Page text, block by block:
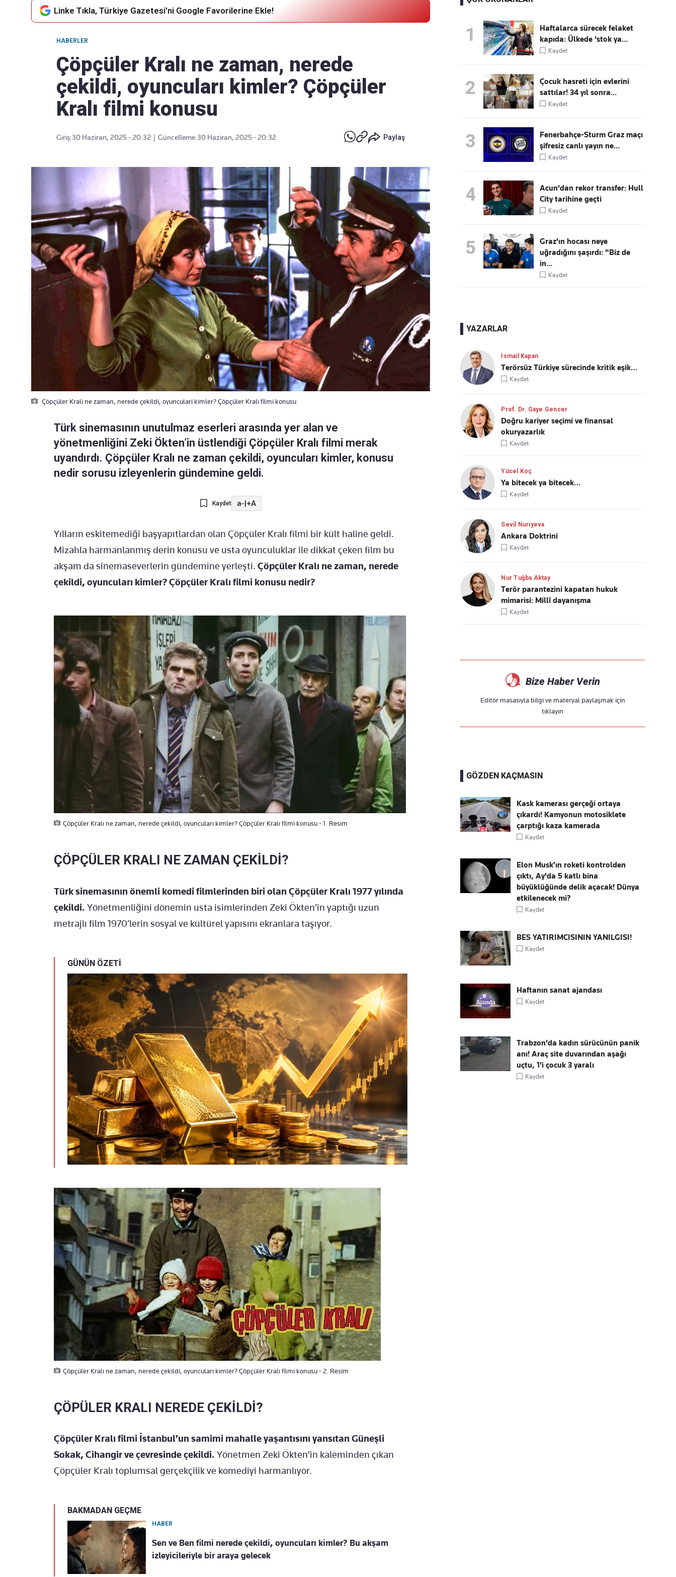
akışımıza ulaşın
göndermek içintıklayın
Kaçırmayın
Ücretsiz üye olun, gündemi
Linke Tıkla, Türkiye Gazetesi'ni Google Favorilerine Ekle!
HABERLER
Çöpçüler Kralı ne zaman, nerede
çekildi, oyuncuları kimler? Çöpçüler
Kralı filmi konusu
Giriş:30 Haziran, 2025 - 20:32 Güncelleme:30 Haziran, 2025 - 20:32 Paylaş
Çöpçüler Krali ne zaman, nerede çekildi, oyunculari kimler? Çöpçüler Krali filmi konusu
Türk sinemasının unutulmaz eserleri arasında yer alan ve
yönetmenliğini Zeki Ökten’in üstlendiği Çöpçüler Kralı filmi merak
uyandırdı. Çöpçüler Kralı ne zaman çekildi, oyuncuları kimler, konusu
nedir sorusu izleyenlerin gündemine geldi.
Kaydet a-|+A
Yılların eskitemediği başyapıtlardan olan Çöpçüler Kralı filmi bir kült haline geldi.
Mizahla harmanlanmış derin konusu ve usta oyunculuklar ile dikkat çeken film bu
akşam da sinemaseverlerin gündemine yerleşti. Çöpçüler Kralı ne zaman, nerede
çekildi, oyuncuları kimler? Çöpçüler Kralı filmi konusu nedir?
Çöpçüler Kralı ne zaman, nerede çekildi, oyuncuları kimler? Çöpçüler Kralı filmi konusu - 1. Resim
ÇÖPÇÜLER KRALI NE ZAMAN ÇEKİLDİ?
Türk sinemasının önemli komedi filmlerinden biri olan Çöpçüler Kralı 1977 yılında
çekildi. Yönetmenliğini dönemin usta isimlerinden Zeki Ökten’in yaptığı uzun
metrajlı film 1970’lerin sosyal ve kültürel yapısını ekranlara taşıyor.
GÜNÜN ÖZETİ
Çöpçüler Kralı ne zaman, nerede çekildi, oyuncuları kimler? Çöpçüler Kralı filmi konusu - 2. Resim
ÇÖPÜLER KRALI NEREDE ÇEKİLDİ?
Çöpçüler Kralı filmi İstanbul’un samimi mahalle yaşantısını yansıtan Güneşli
Sokak, Cihangir ve çevresinde çekildi. Yönetmen Zeki Ökten'in kaleminden çıkan
Çöpçüler Kralı toplumsal gerçekçilik ve komediyi harmanlıyor.
BAKMADAN GEÇME
HABER
Sen ve Ben filmi nerede çekildi, oyuncuları kimler? Bu akşam
izleyicileriyle bir araya gelecek
1
Haftalarca sürecek felaket
kapıda: Ülkede 'stok ya...
Kaydet
2
Çocuk hasreti için evlerini
sattılar! 34 yıl sonra...
Kaydet
3
Fenerbahçe-Sturm Graz maçı
şifresiz canlı yayın ne...
Kaydet
4
Acun'dan rekor transfer: Hull
City tarihine geçti
Kaydet
5
Graz'ın hocası neye
uğradığını şaşırdı: "Biz de
in...
Kaydet
YAZARLAR
İsmail Kapan
Terörsüz Türkiye sürecinde kritik eşik…
Kaydet
Prof. Dr. Gaye Gencer
Doğru kariyer seçimi ve finansal
okuryazarlık
Kaydet
Yücel Koç
Ya bitecek ya bitecek…
Kaydet
Sevil Nuriyeva
Ankara Doktrini
Kaydet
Nur Tuğba Aktay
Terör parantezini kapatan hukuk
mimarisi: Millî dayanışma
Kaydet
Bize Haber Verin
Editör masasıyla bilgi ve materyal paylaşmak için
tıklayın
GÖZDEN KAÇMASIN
Kask kamerası gerçeği ortaya
çıkardı! Kamyonun motosiklete
çarptığı kaza kamerada
Kaydet
Elon Musk’ın roketi kontrolden
çıktı, Ay'da 5 katlı bina
büyüklüğünde delik açacak! Dünya
etkilenecek mi?
Kaydet
BES YATIRIMCISININ YANILGISI!
Kaydet
Haftanın sanat ajandası
Kaydet
Trabzon'da kadın sürücünün panik
anı! Araç site duvarından aşağı
uçtu, 1'i çocuk 3 yaralı
Kaydet